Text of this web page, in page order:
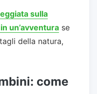
sulla
un’avventura se
della natura,
come